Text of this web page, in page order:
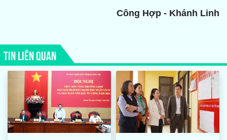
Công Hợp - Khánh Linh
TIN LIÊN QUAN